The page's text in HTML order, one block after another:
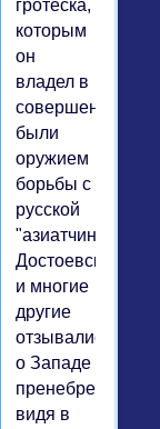
гротеска,
которым
он
владел в
совершенстве,
были
оружием
борьбы с
русской
"азиатчиной".
Достоевский
и многие
другие
отзывались
о Западе
видя в